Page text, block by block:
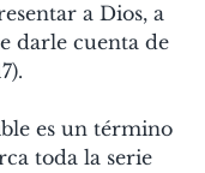
a Dios, a
darle cuenta de
es un término
toda la serie